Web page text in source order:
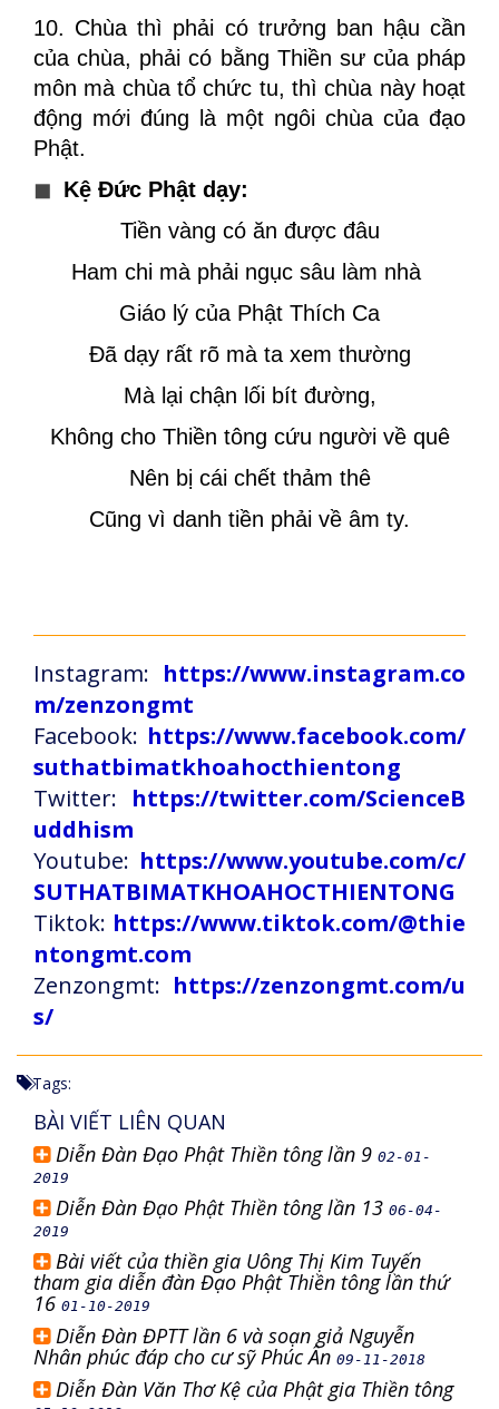
10. Chùa thì phải có trưởng ban hậu cần
của chùa, phải có bằng Thiền sư của pháp
môn mà chùa tổ chức tu, thì chùa này hoạt
động mới đúng là một ngôi chùa của đạo
Phật.
◼ Kệ Đức Phật dạy:
Tiền vàng có ăn được đâu
Ham chi mà phải ngục sâu làm nhà
Giáo lý của Phật Thích Ca
Đã dạy rất rõ mà ta xem thường
Mà lại chận lối bít đường,
Không cho Thiền tông cứu người về quê
Nên bị cái chết thảm thê
Cũng vì danh tiền phải về âm ty.
Instagram: https://www.instagram.co
m/zenzongmt
Facebook: https://www.facebook.com/
suthatbimatkhoahocthientong
Twitter: https://twitter.com/ScienceB
uddhism
Youtube: https://www.youtube.com/c/
SUTHATBIMATKHOAHOCTHIENTONG
Tiktok: https://www.tiktok.com/@thie
ntongmt.com
Zenzongmt: https://zenzongmt.com/u
s/
Tags:
BÀI VIẾT LIÊN QUAN
Diễn Đàn Đạo Phật Thiền tông lần 9 02-01-
2019
Diễn Đàn Đạo Phật Thiền tông lần 13 06-04-
2019
Bài viết của thiền gia Uông Thị Kim Tuyến
tham gia diễn đàn Đạo Phật Thiền tông lần thứ
16 01-10-2019
Diễn Đàn ĐPTT lần 6 và soạn giả Nguyễn
Nhân phúc đáp cho cư sỹ Phúc Ân 09-11-2018
Diễn Đàn Văn Thơ Kệ của Phật gia Thiền tông